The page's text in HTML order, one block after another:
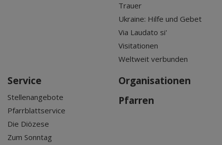
Trauer
Ukraine: Hilfe und Gebet
Via Laudato si'
Visitationen
Weltweit verbunden
Service
Stellenangebote
Pfarrblattservice
Die Diözese
Zum Sonntag
Organisationen
Pfarren